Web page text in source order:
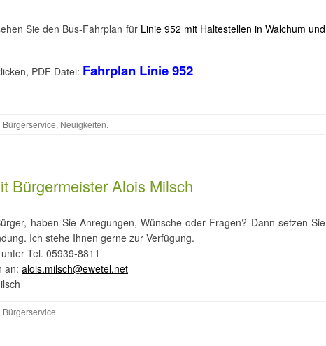
Sie den Bus-Fahrplan fürLinie 952 mit Haltestellen in Walchum und
PDF Datei: Fahrplan Linie 952
Bürgerservice, Neuigkeiten.
Bürgermeister Alois Milsch
haben Sie Anregungen, Wünsche oder Fragen? Dann setzen Sie
Ich stehe Ihnen gerne zur Verfügung.
Tel. 05939-8811
an: alois.milsch@ewetel.net
Bürgerservice.